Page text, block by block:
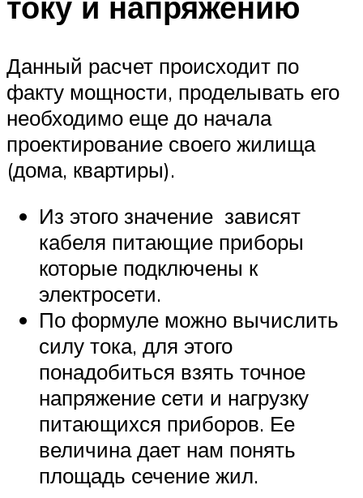
Данный расчет происходит по
факту мощности, проделывать его
необходимо еще до начала
проектирование своего жилища
(дома, квартиры).
Из этого значение зависят
кабеля питающие приборы
которые подключены к
электросети.
По формуле можно вычислить
силу тока, для этого
понадобиться взять точное
напряжение сети и нагрузку
питающихся приборов. Ее
величина дает нам понять
площадь сечение жил.